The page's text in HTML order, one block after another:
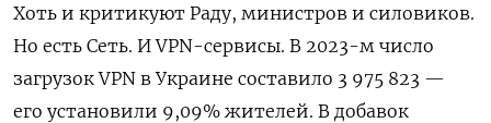
Хоть и критикуют Раду, министров и силовиков.
Но есть Сеть. И VPN-сервисы. В 2023-м число
загрузок VPN в Украине составило 3 975 823 —
его установили 9,09% жителей. В добавок